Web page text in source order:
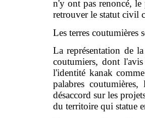
n'y ont pas renoncé,
retrouver le statut civil
Les terres coutumières
La représentation de
coutumiers, dont
l'identité kanak
palabres
désaccord sur les
du territoire qui statue